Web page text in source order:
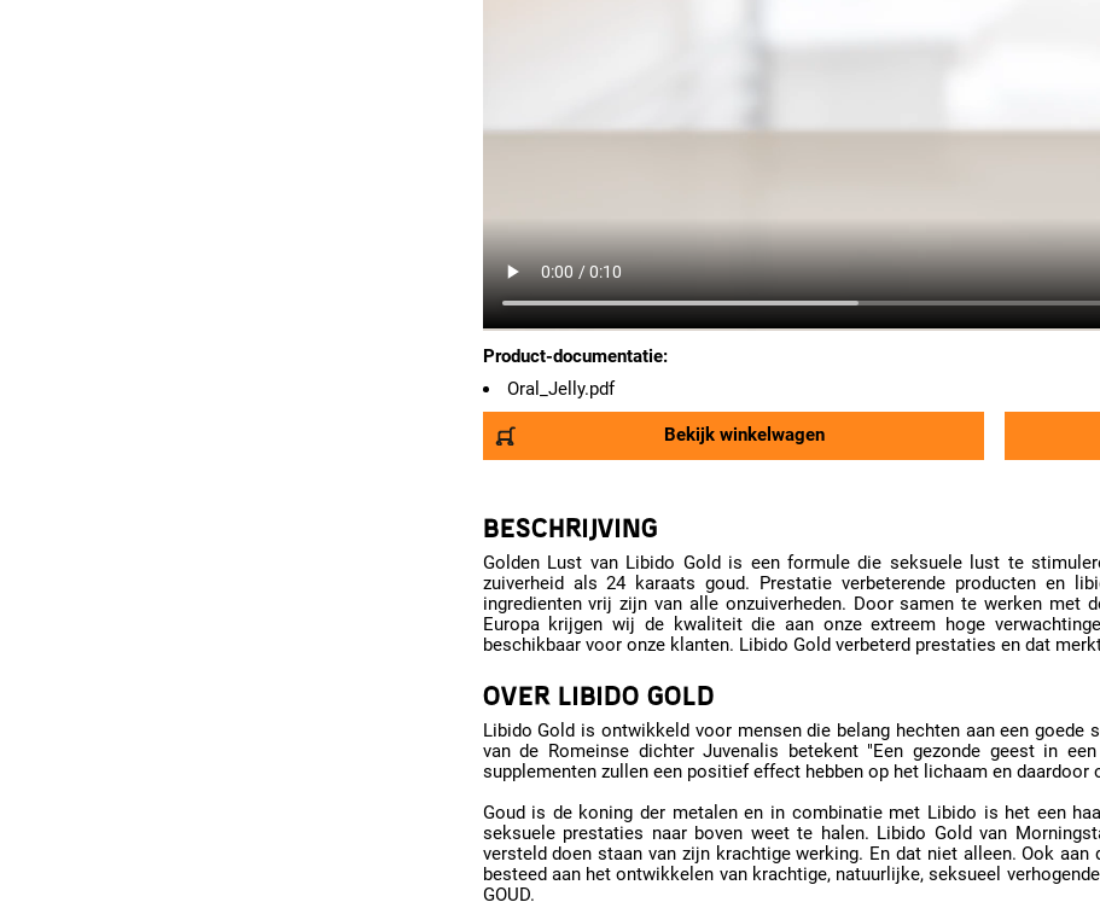
Product-documentatie:
Oral_Jelly.pdf
Bekijk winkelwagen
BESCHRIJVING
Golden Lust van Libido Gold is een formule die seksuele lust te
zuiverheid als 24 karaats goud. Prestatie verbeterende producten en
ingredienten vrij zijn van alle onzuiverheden. Door samen te werken met
Europa krijgen wij de kwaliteit die aan onze extreem hoge
beschikbaar voor onze klanten. Libido Gold verbeterd prestaties en dat
OVER LIBIDO GOLD
Libido Gold is ontwikkeld voor mensen die belang hechten aan een goede
van de Romeinse dichter Juvenalis betekent "Een gezonde geest in
supplementen zullen een positief effect hebben op het lichaam en daardoor
Goud is de koning der metalen en in combinatie met Libido is het een
seksuele prestaties naar boven weet te halen. Libido Gold van
versteld doen staan van zijn krachtige werking. En dat niet alleen. Ook
besteed aan het ontwikkelen van krachtige, natuurlijke, seksueel
GOUD.